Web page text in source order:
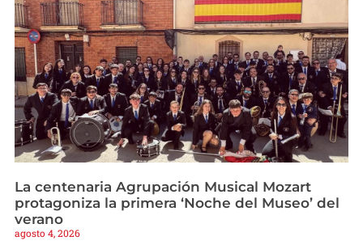
La centenaria Agrupación Musical Mozart
protagoniza la primera ‘Noche del Museo’ del
verano
agosto 4, 2026